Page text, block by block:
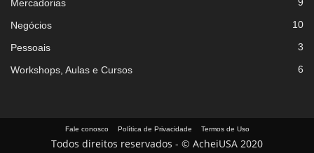
Mercadorias
Negócios 10
Pessoais 3
Workshops, Aulas e Cursos 6
Fale conosco Política de Privacidade Termos de Uso
Todos direitos reservados - © AcheiUSA 2020